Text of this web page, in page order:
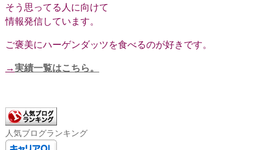
そう思ってる人に向けて
情報発信しています。
ご褒美にハーゲンダッツを食べるのが好きです。
→実績一覧はこちら。
人気ブログランキング